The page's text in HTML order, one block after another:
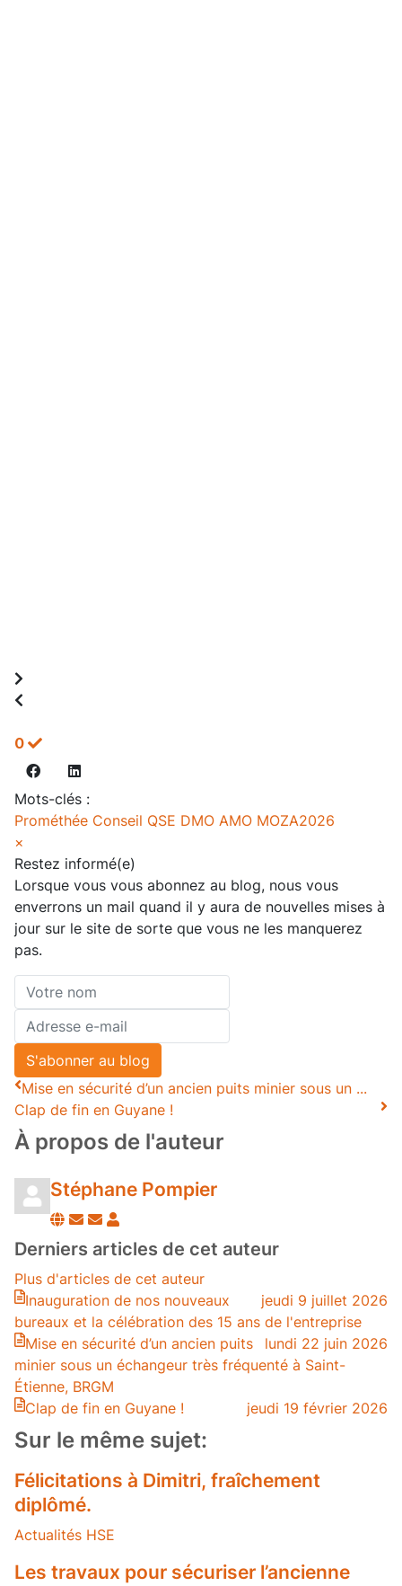
0
Mots-clés :
Prométhée Conseil QSE DMO AMO MOZA2026
×
Restez informé(e)
Lorsque vous vous abonnez au blog, nous vous
enverrons un mail quand il y aura de nouvelles mises à
jour sur le site de sorte que vous ne les manquerez
pas.
Votre
nom
Adresse
e-
mail
S'abonner au blog
Mise en sécurité d’un ancien puits minier sous un ...
Clap de fin en Guyane !
À propos de l'auteur
Stéphane Pompier
Suivre
blogueur
Se
désabonner
des
publications
de
l'auteur
Stéphane
Pompier
Derniers articles de cet auteur
Plus d'articles de cet auteur
jeudi 9 juillet 2026
Inauguration de nos nouveaux
bureaux et la célébration des 15 ans de l'entreprise
lundi 22 juin 2026
Mise en sécurité d’un ancien puits
minier sous un échangeur très fréquenté à Saint-
Étienne, BRGM
jeudi 19 février 2026
Clap de fin en Guyane !
Sur le même sujet:
Félicitations à Dimitri, fraîchement
diplômé.
Actualités HSE
Les travaux pour sécuriser l’ancienne